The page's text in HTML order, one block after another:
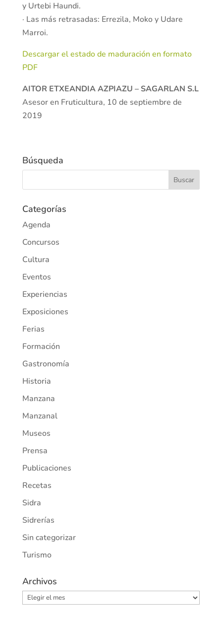
y Urtebi Haundi.
· Las más retrasadas: Errezila, Moko y Udare
Marroi.
Descargar el estado de maduración en formato
PDF
AITOR ETXEANDIA AZPIAZU – SAGARLAN S.L
Asesor en Fruticultura, 10 de septiembre de
2019
Búsqueda
Categorías
Agenda
Concursos
Cultura
Eventos
Experiencias
Exposiciones
Ferias
Formación
Gastronomía
Historia
Manzana
Manzanal
Museos
Prensa
Publicaciones
Recetas
Sidra
Sidrerías
Sin categorizar
Turismo
Archivos
Archivos